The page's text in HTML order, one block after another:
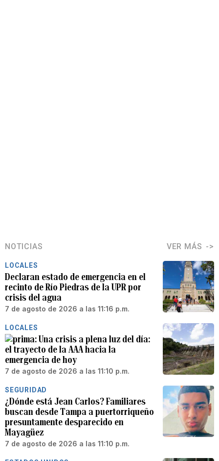
NOTICIAS VER MÁS
LOCALES
Declaran estado de emergencia en el
recinto de Río Piedras de la UPR por
crisis del agua
7 de agosto de 2026 a las 11:16 p.m.
LOCALES
Una crisis a plena luz del día:
el trayecto de la AAA hacia la
emergencia de hoy
7 de agosto de 2026 a las 11:10 p.m.
SEGURIDAD
¿Dónde está Jean Carlos? Familiares
buscan desde Tampa a puertorriqueño
presuntamente desparecido en
Mayagüez
7 de agosto de 2026 a las 11:10 p.m.